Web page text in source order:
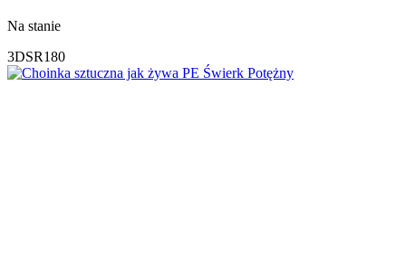
Na stanie
3DSR180